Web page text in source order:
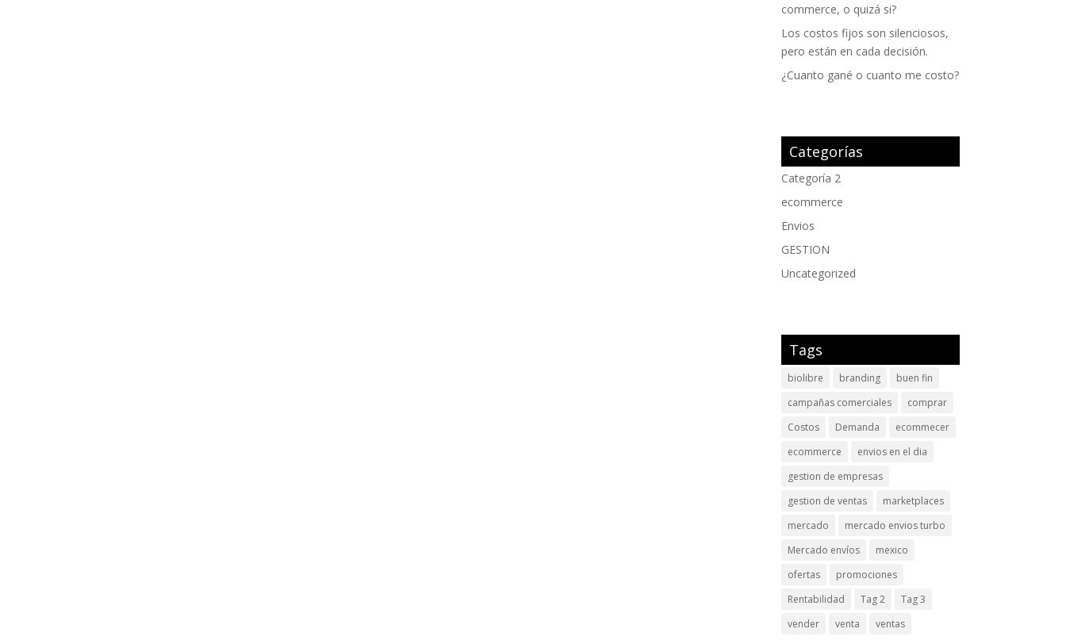
commerce, o quizá si?
Los costos fijos son silenciosos,
pero están en cada decisión.
¿Cuanto gané o cuanto me costo?
Categorías
Categoría 2
ecommerce
Envios
GESTION
Uncategorized
Tags
biolibre branding
buen fin
campañas comerciales
comprar
Costos
Demanda
ecommecer
ecommerce
envios en el dia
gestion de empresas
gestion de ventas
marketplaces
mercado
mercado envios turbo
Mercado envíos
mexico
ofertas
promociones
Rentabilidad
Tag 2
Tag 3
vender
venta ventas